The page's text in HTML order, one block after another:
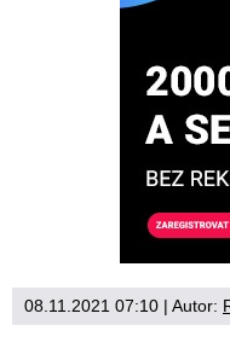
08.11.2021 07:10 | Autor: